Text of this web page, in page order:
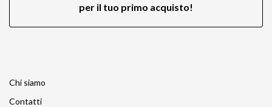
per il tuo primo acquisto!
Chi siamo
Contatti